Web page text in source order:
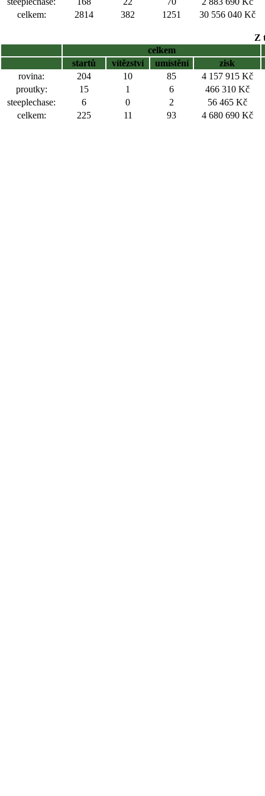
celkem:
2814 382 1251 30 556 040 Kč
Z
celkem
startů
vítězství umístění
zisk
rovina:
204 10 85
4 157 915 Kč
proutky:
15 1 6
466 310 Kč
steeplechase:
6 0 2
56 465 Kč
celkem:
225 11 93 4 680 690 Kč